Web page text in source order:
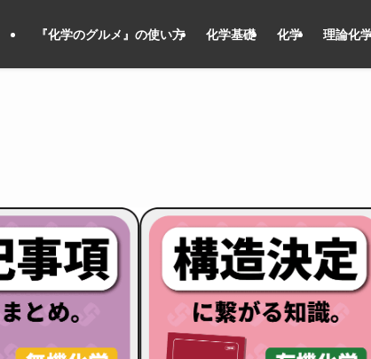
『化学のグルメ』の使い方 化学基礎 化学 理論化